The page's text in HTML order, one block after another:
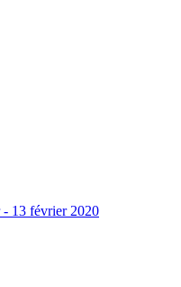
- 13 février 2020